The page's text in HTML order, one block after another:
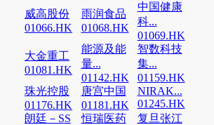
威高股份
01066.HK
雨润食品
01068.HK
中国健康
科...
01069.HK
大金重工
01081.HK
能源及能
量...
01142.HK
智数科技
集...
01159.HK
珠光控股
01176.HK
唐宫中国
01181.HK
NIRAK...
01245.HK
朗廷－SS
恒瑞医药
复旦张江